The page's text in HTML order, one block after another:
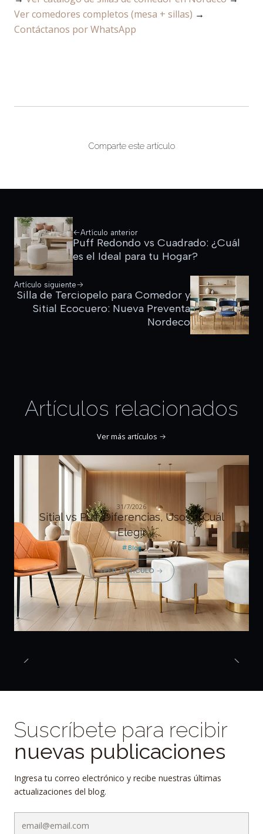
Ver comedores completos (mesa + sillas) →
Contáctanos por WhatsApp
Comparte este artículo
Artículo anterior
Puff Redondo vs Cuadrado: ¿Cuál
es el Ideal para tu Hogar?
Artículo siguiente
Silla de Terciopelo para Comedor y
Sitial Ecocuero: Nueva Preventa
Nordeco
Artículos relacionados
Ver más artículos
31/7/2026
Sitial vs Puff: Diferencias, Usos y Cuál
Elegir
Blog
LEER ARTÍCULO
Suscríbete para recibir
nuevas publicaciones
Ingresa tu correo electrónico y recibe nuestras últimas
actualizaciones del blog.